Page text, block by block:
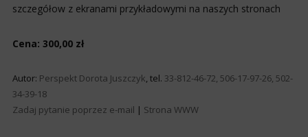
szczegółow z ekranami przykładowymi na naszych stronach
Cena: 300,00 zł
Autor: Perspekt Dorota Juszczyk, tel. 33-812-46-72, 506-17-97-26, 502-
34-39-18
Zadaj pytanie poprzez e-mail | Strona WWW